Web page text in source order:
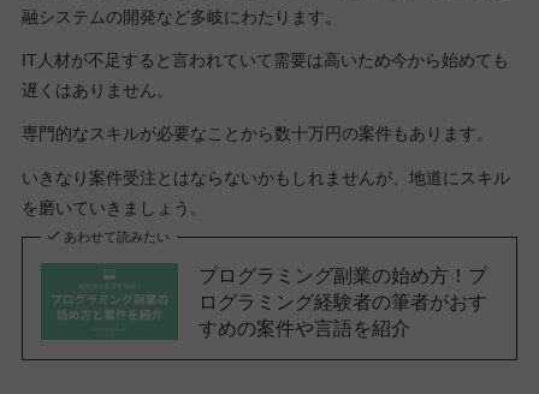
融システムの開発など多岐にわたります。
IT人材が不足すると言われていて需要は高いため今から始めても
遅くはありません。
専門的なスキルが必要なことから数十万円の案件もあります。
いきなり案件受注とはならないかもしれませんが、地道にスキル
を磨いていきましょう。
あわせて読みたい
プログラミング副業の始め方！プ
ログラミング経験者の筆者がおす
すめの案件や言語を紹介